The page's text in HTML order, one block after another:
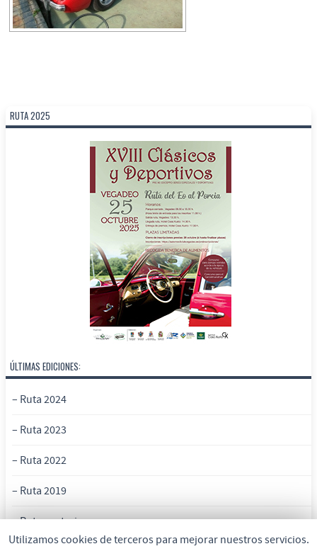
RUTA 2025
ÚLTIMAS EDICIONES:
– Ruta 2024
– Ruta 2023
– Ruta 2022
– Ruta 2019
– Rutas anteriores
Utilizamos cookies de terceros para mejorar nuestros servicios.